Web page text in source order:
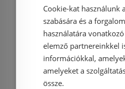
Azonosító:
Cikkszám:
24 164 Ft
Kosárba
Cookie-kat használunk
szabására és a
használatára
elemző partnereinkkel
információkkal,
amelyeket a
össze.